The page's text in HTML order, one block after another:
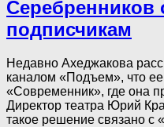
Серебренников
подписчикам
Недавно Ахеджакова
каналом «Подъем», что
«Современник», где она
Директор театра Юрий
такое решение связано с